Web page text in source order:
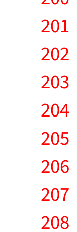
201
202
203
204
205
206
207
208